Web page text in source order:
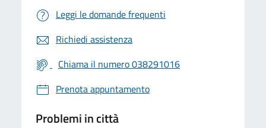
Leggi le domande frequenti
Richiedi assistenza
Chiama il numero 038291016
Prenota appuntamento
Problemi in città